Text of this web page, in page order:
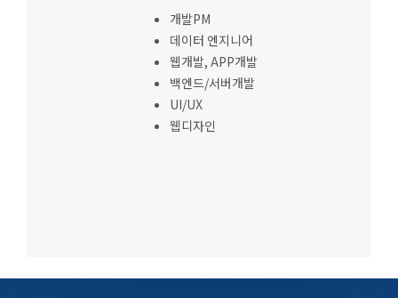
개발PM
데이터 엔지니어
웹개발, APP개발
백엔드/서버개발
UI/UX
웹디자인